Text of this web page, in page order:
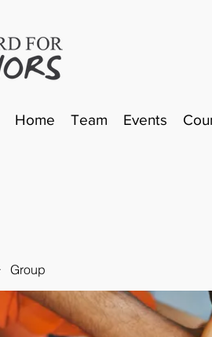
Home Team Events
Group